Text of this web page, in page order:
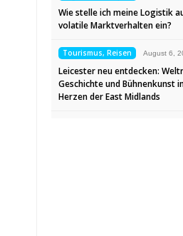
Wie stelle ich meine Logistik
volatile Marktverhalten ein?
Tourismus, Reisen August 6,
Leicester neu entdecken:
Geschichte und Bühnenkunst
Herzen der East Midlands